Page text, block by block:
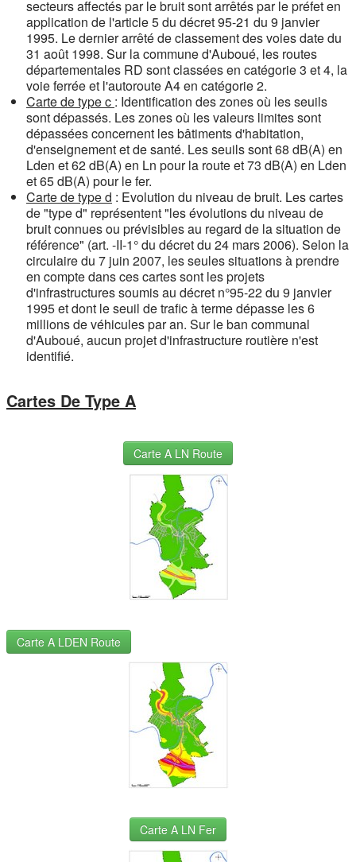
secteurs affectés par le bruit sont arrêtés par le préfet en
application de l'article 5 du décret 95-21 du 9 janvier
1995. Le dernier arrêté de classement des voies date du
31 août 1998. Sur la commune d'Auboué, les routes
départementales RD sont classées en catégorie 3 et 4, la
voie ferrée et l'autoroute A4 en catégorie 2.
Carte de type c : Identification des zones où les seuils
sont dépassés. Les zones où les valeurs limites sont
dépassées concernent les bâtiments d'habitation,
d'enseignement et de santé. Les seuils sont 68 dB(A) en
Lden et 62 dB(A) en Ln pour la route et 73 dB(A) en Lden
et 65 dB(A) pour le fer.
Carte de type d : Evolution du niveau de bruit. Les cartes
de "type d" représentent "les évolutions du niveau de
bruit connues ou prévisibles au regard de la situation de
référence" (art. -II-1° du décret du 24 mars 2006). Selon la
circulaire du 7 juin 2007, les seules situations à prendre
en compte dans ces cartes sont les projets
d'infrastructures soumis au décret n°95-22 du 9 janvier
1995 et dont le seuil de trafic à terme dépasse les 6
millions de véhicules par an. Sur le ban communal
d'Auboué, aucun projet d'infrastructure routière n'est
identifié.
Cartes De Type A
Carte A LN Route
Carte A LDEN Route
Carte A LN Fer